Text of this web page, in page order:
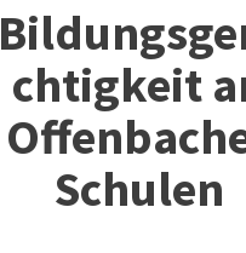
chtigkeit
Schulen